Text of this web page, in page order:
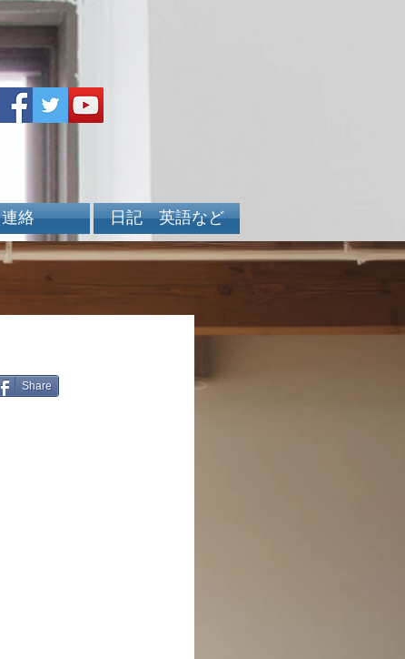
連絡 日記 英語など
Share